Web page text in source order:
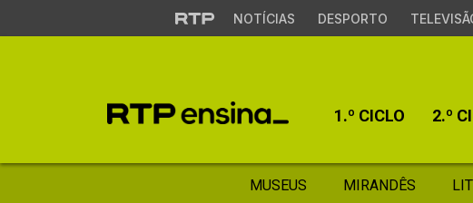
NOTÍCIAS DESPORTO
1.º CICLO 2.º
MUSEUS MIRANDÊS